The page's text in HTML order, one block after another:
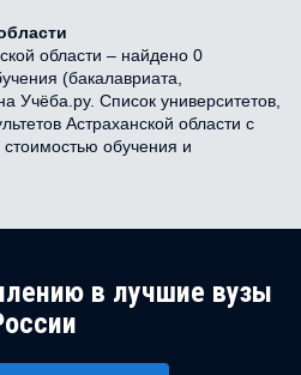
области – найдено 0
(бакалавриата,
Учёба.ру. Список университетов,
Астраханской области с
обучения и
в лучшие вузы